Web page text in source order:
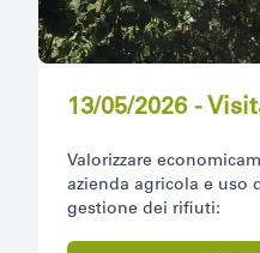
13/05/2026 -
Valorizzare
azienda agricola e uso
gestione dei rifiuti: